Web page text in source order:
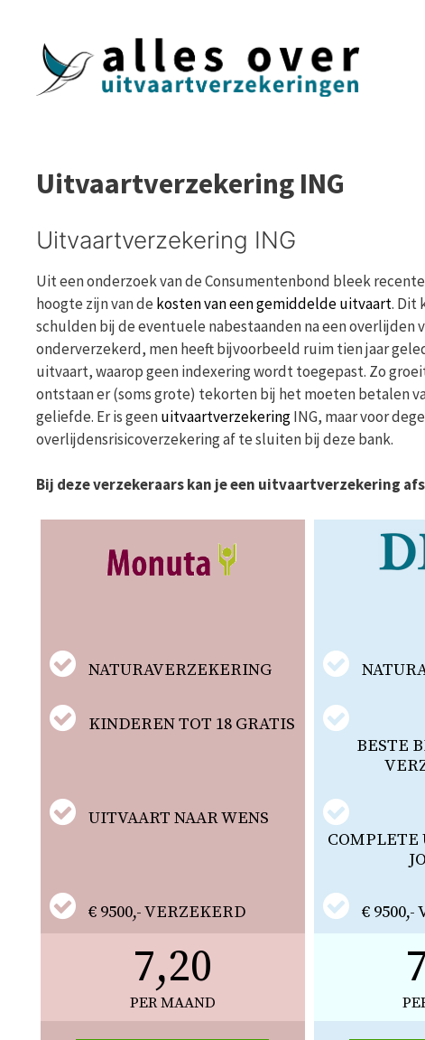
Uitvaartverzekering ING
Uitvaartverzekering ING
Uit een onderzoek van de Consumentenbond bleek
hoogte zijn van de kosten van een gemiddelde uitvaart. Dit
schulden bij de eventuele nabestaanden na een overlijden
onderverzekerd, men heeft bijvoorbeeld ruim tien jaar
uitvaart, waarop geen indexering wordt toegepast. Zo
ontstaan er (soms grote) tekorten bij het moeten betalen
geliefde. Er is geenuitvaartverzekeringING, maar voor
overlijdensrisicoverzekering af te sluiten bij deze bank.
Bij deze verzekeraars kan je een uitvaartverzekering
NATURAVERZEKERING
KINDEREN TOT 18 GRATIS
UITVAART NAAR WENS
€ 9500,- VERZEKERD
7,20
PER MAAND
BESTE
COMPLETE
€ 9500,-